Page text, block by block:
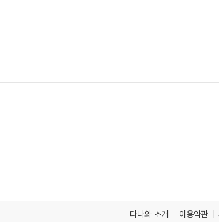
다나와 소개 이용약관